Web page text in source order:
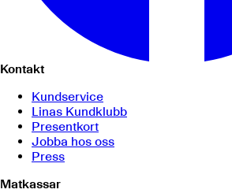
Kontakt
Kundservice
Linas Kundklubb
Presentkort
Jobba hos oss
Press
Matkassar